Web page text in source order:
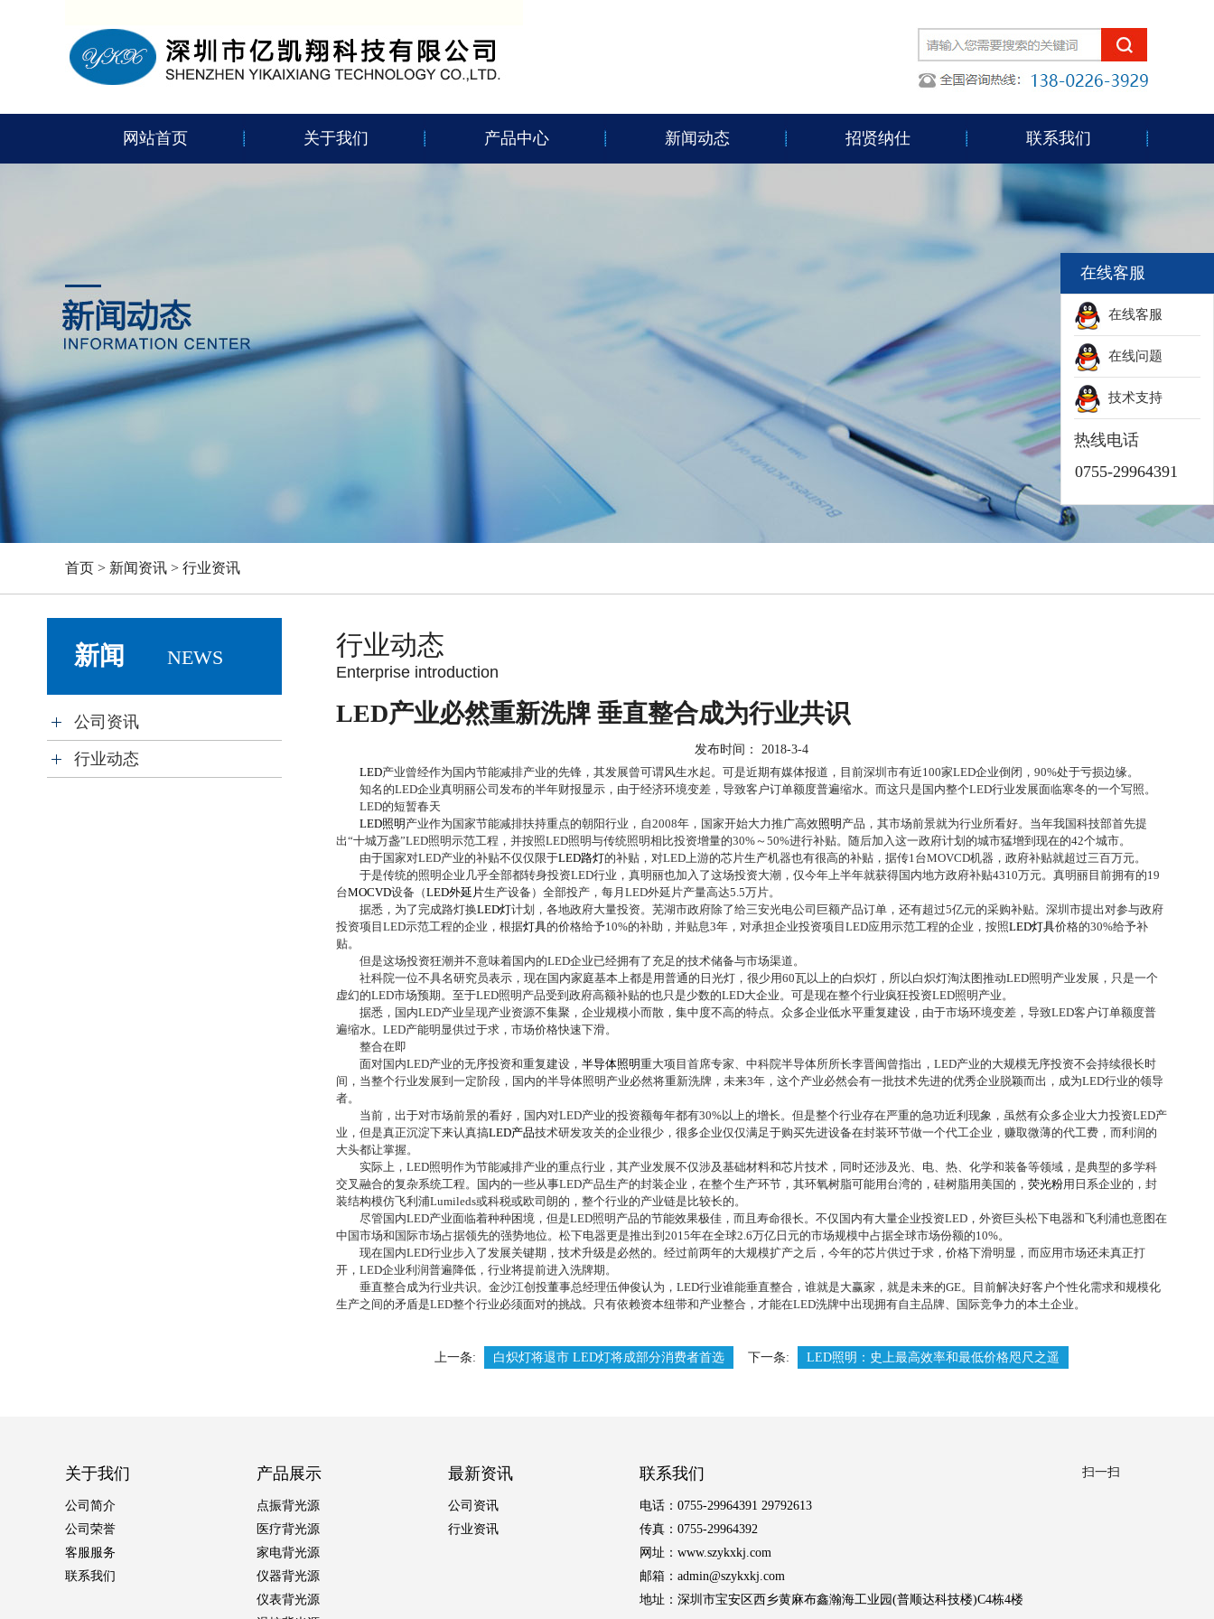
网站首页 关于我们 产品中心 新闻动态 招贤纳仕 联系我们
首页 > 新闻资讯 > 行业资讯
新闻 NEWS
公司资讯
行业动态
行业动态
Enterprise introduction
LED产业必然重新洗牌 垂直整合成为行业共识
发布时间： 2018-3-4
LED产业曾经作为国内节能减排产业的先锋，其发展曾可谓风生水起。可是近期有媒体报道，目前深圳市有近100家LED企业倒闭， 90%处于亏损边缘。
知名的LED企业真明丽公司发布的半年财报显示，由于经济环境变差，导致客户订单额度普遍缩水。而这只是国内整个LED行业发展面临寒冬的一个写照。
LED的短暂春天
LED照明 产业作为国家节能减排扶持重点的朝阳行业，自2008年，国家开始大力推广高效照明 产品，其市场前景就为行业所看好。当年我国科技部首先提
出“十城万盏”LED照明示范工程，并按照LED照明与传统照明相比投资增量的30%～ 50%进行补贴。随后加入这一政府计划的城市猛增到现在的42个城市。
由于国家对LED产业的补贴不仅仅限于LED路灯的补贴，对LED上游的芯片生产机器也有很高的补贴，据传1台MOVCD机器，政府补贴就超过三百万元。
于是传统的照明企业几乎全部都转身投资LED行业，真明丽也加入了这场投资大潮，仅今年上半年就获得国内地方政府补贴4310万元。真明丽目前拥有的19
台MOCVD设备（LED外延片生产设备）全部投产，每月 LED外延片产量高达5.5万片。
据悉，为了完成路灯换LED灯计划，各地政府大量投资。芜湖市政府除了给三安光电公司巨额产品订单，还有超过5亿元的采购补贴。深圳市提出对参与政府
投资项目 LED示范工程的企业，根据灯具的价格给予10%的补助，并贴息3年，对承担企业投资项目 LED应用示范工程的企业，按照LED灯具价格的30%给予补
贴。
但是这场投资狂潮并不意味着国内的LED企业已经拥有了充足的技术储备与市场渠道。
社科院一位不具名研究员表示，现在国内家庭基本上都是用普通的日光灯，很少用60瓦以上的白炽灯，所以白炽灯淘汰图推动LED照明产业发展，只是一个
虚幻的LED市场预期。至于LED照明产品受到政府高额补贴的也只是少数的LED大企业。可是现在整个行业疯狂投资LED照明产业。
据悉，国内LED产业呈现产业资源不集聚，企业规模小而散，集中度不高的特点。众多企业低水平重复建设，由于市场环境变差，导致LED客户订单额度普
遍缩水。 LED产能明显供过于求，市场价格快速下滑。
整合在即
面对国内LED产业的无序投资和重复建设， 半导体照明重大项目首席专家、中科院半导体所所长李晋闽曾指出， LED产业的大规模无序投资不会持续很长时
间，当整个行业发展到一定阶段，国内的半导体照明产业必然将重新洗牌，未来3年，这个产业必然会有一批技术先进的优秀企业脱颖而出，成为LED行业的领导
者。
当前，出于对市场前景的看好，国内对LED产业的投资额每年都有30%以上的增长。但是整个行业存在严重的急功近利现象，虽然有众多企业大力投资LED产
业，但是真正沉淀下来认真搞LED产品技术研发攻关的企业很少，很多企业仅仅满足于购买先进设备在封装环节做一个代工企业，赚取微薄的代工费，而利润的
大头都让掌握。
实际上， LED照明作为节能减排产业的重点行业，其产业发展不仅涉及基础材料和芯片技术，同时还涉及光、电、热、化学和装备等领域，是典型的多学科
交叉融合的复杂系统工程。国内的一些从事LED产品生产的封装企业，在整个生产环节，其环氧树脂可能用台湾的，硅树脂用美国的， 荧光粉用日系企业的，封
装结构模仿飞利浦Lumileds或科税或欧司朗的，整个行业的产业链是比较长的。
尽管国内LED产业面临着种种困境，但是LED照明产品的节能效果极佳，而且寿命很长。不仅国内有大量企业投资LED ，外资巨头松下电器和飞利浦也意图在
中国市场和国际市场占据领先的强势地位。松下电器更是推出到 2015年在全球2.6万亿日元的市场规模中占据全球市场份额的10%。
现在国内LED行业步入了发展关键期，技术升级是必然的。经过前两年的大规模扩产之后，今年的芯片供过于求，价格下滑明显，而应用市场还未真正打
开， LED企业利润普遍降低，行业将提前进入洗牌期。
垂直整合成为行业共识。金沙江创投董事总经理伍伸俊认为， LED行业谁能垂直整合，谁就是大赢家，就是未来的GE。目前解决好客户个性化需求和规模化
生产之间的矛盾是LED整个行业必须面对的挑战。只有依赖资本纽带和产业整合，才能在LED洗牌中出现拥有自主品牌、国际竞争力的本土企业。
上一条: 白炽灯将退市 LED灯将成部分消费者首选 下一条: LED照明：史上最高效率和最低价格咫尺之遥
关于我们
公司简介
公司荣誉
客服服务
联系我们
产品展示
点振背光源
医疗背光源
家电背光源
仪器背光源
仪表背光源
最新资讯
公司资讯
行业资讯
联系我们
电话：0755-29964391 29792613
传真：0755-29964392
网址：www.szykxkj.com
邮箱：admin@szykxkj.com
地址：深圳市宝安区西乡黄麻布鑫瀚海工业园(普顺达科技楼)C4栋4楼
扫一扫
在线客服
在线客服
在线问题
技术支持
热线电话
0755-29964391